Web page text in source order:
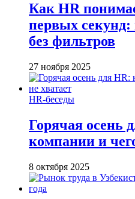
Как HR
первых
без фильтров
27 ноября 2025
HR-беседы
Горячая осень
компании и
8 октября 2025